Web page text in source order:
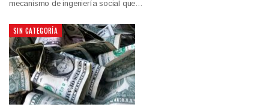
mecanismo de ingeniería social que…
SIN CATEGORÍA